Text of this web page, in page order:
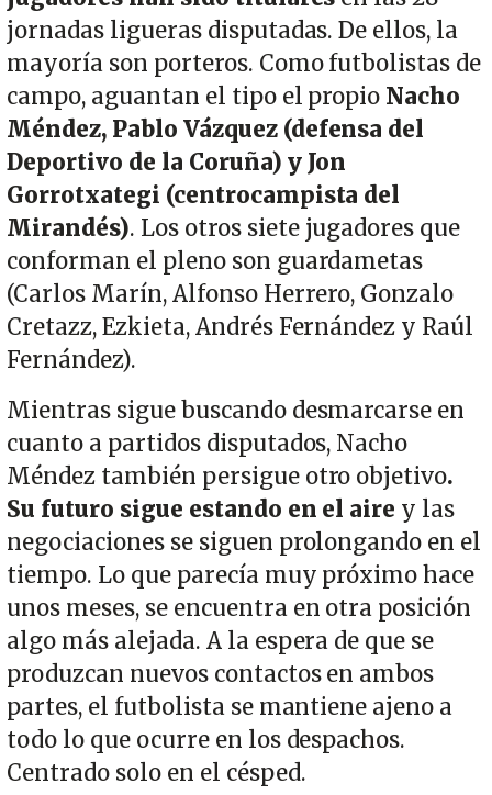
jornadas ligueras disputadas. De ellos, la
mayoría son porteros. Como futbolistas de
campo, aguantan el tipo el propio Nacho
Méndez, Pablo Vázquez (defensa del
Deportivo de la Coruña) y Jon
Gorrotxategi (centrocampista del
Mirandés). Los otros siete jugadores que
conforman el pleno son guardametas
(Carlos Marín, Alfonso Herrero, Gonzalo
Cretazz, Ezkieta, Andrés Fernández y Raúl
Fernández).
Mientras sigue buscando desmarcarse en
cuanto a partidos disputados, Nacho
Méndez también persigue otro objetivo.
Su futuro sigue estando en el aire y las
negociaciones se siguen prolongando en el
tiempo. Lo que parecía muy próximo hace
unos meses, se encuentra en otra posición
algo más alejada. A la espera de que se
produzcan nuevos contactos en ambos
partes, el futbolista se mantiene ajeno a
todo lo que ocurre en los despachos.
Centrado solo en el césped.